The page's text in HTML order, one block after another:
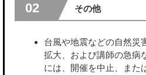
02 その他
台風や地震などの自然災
拡大、および講師の急病
には、開催を中止、また